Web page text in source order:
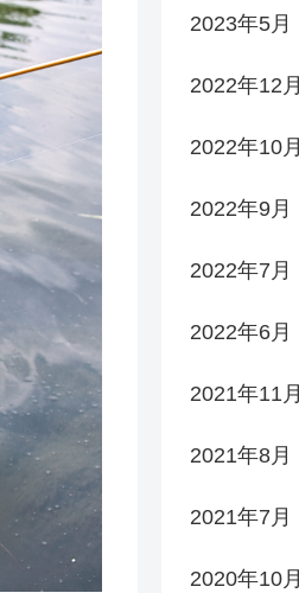
2023年5月
2022年12月
2022年10月
2022年9月
2022年7月
2022年6月
2021年11月
2021年8月
2021年7月
2020年10月